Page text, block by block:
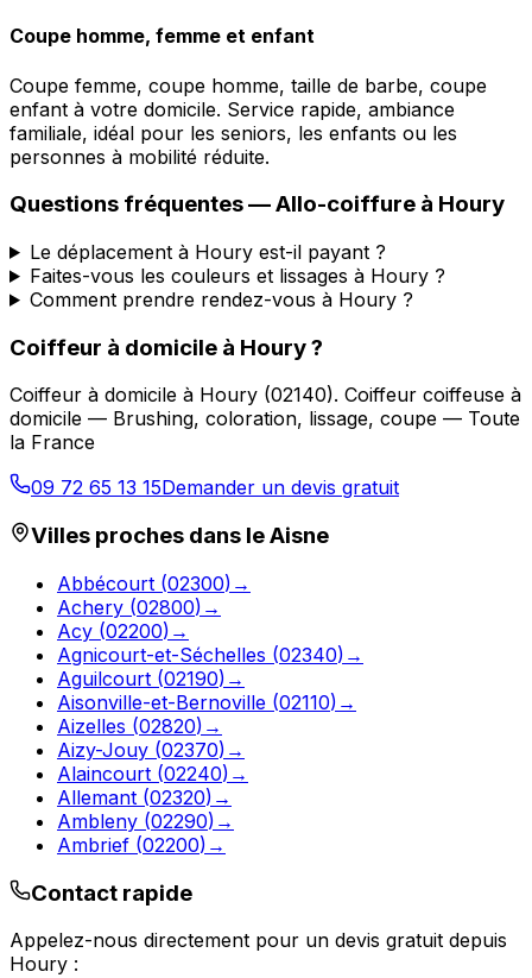
Coupe homme, femme et enfant
Coupe femme, coupe homme, taille de barbe, coupe
enfant à votre domicile. Service rapide, ambiance
familiale, idéal pour les seniors, les enfants ou les
personnes à mobilité réduite.
Questions fréquentes —Allo-coiffure à Houry
Le déplacement à Houry est-il payant ?
Faites-vous les couleurs et lissages à Houry ?
Comment prendre rendez-vous à Houry ?
Coiffeur à domicile à Houry?
Coiffeur à domicile à Houry (02140). Coiffeur coiffeuse à
domicile — Brushing, coloration, lissage, coupe — Toute
la France
09 72 65 13 15Demander un devis gratuit
Villes proches dans leAisne
Abbécourt (02300) →
Achery (02800) →
Acy (02200) →
Agnicourt-et-Séchelles (02340) →
Aguilcourt (02190) →
Aisonville-et-Bernoville (02110) →
Aizelles (02820) →
Aizy-Jouy (02370) →
Alaincourt (02240) →
Allemant (02320) →
Ambleny (02290) →
Ambrief (02200) →
Contact rapide
Appelez-nous directement pour un devis gratuit depuis
Houry :